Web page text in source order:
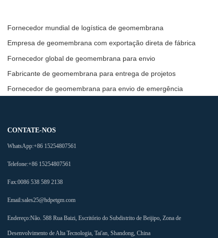
Fornecedor mundial de logística de geomembrana
Empresa de geomembrana com exportação direta de fábrica
Fornecedor global de geomembrana para envio
Fabricante de geomembrana para entrega de projetos
Fornecedor de geomembrana para envio de emergência
CONTATE-NOS
WhatsApp:+86 15254807561
Telefone:+86 15254807561
Fax:0086 538 589 2138
Email:sales25@hdpetgm.com
Endereço:Não. 588 Rua Baizi, Escritório do Subdistrito de Beijipo, Zona de
Desenvolvimento de Alta Tecnologia, Tai'an, Shandong, China